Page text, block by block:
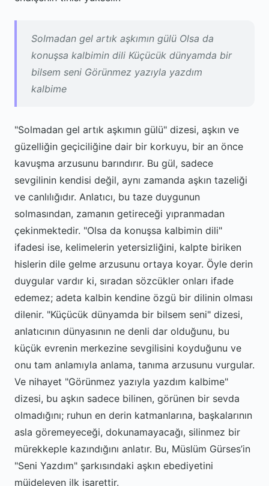
Solmadan gel artık aşkımın gülü Olsa da
konuşsa kalbimin dili Küçücük dünyamda bir
bilsem seni Görünmez yazıyla yazdım
kalbime
"Solmadan gel artık aşkımın gülü" dizesi, aşkın ve
güzelliğin geçiciliğine dair bir korkuyu, bir an önce
kavuşma arzusunu barındırır. Bu gül, sadece
sevgilinin kendisi değil, aynı zamanda aşkın tazeliği
ve canlılığıdır. Anlatıcı, bu taze duygunun
solmasından, zamanın getireceği yıpranmadan
çekinmektedir. "Olsa da konuşsa kalbimin dili"
ifadesi ise, kelimelerin yetersizliğini, kalpte biriken
hislerin dile gelme arzusunu ortaya koyar. Öyle derin
duygular vardır ki, sıradan sözcükler onları ifade
edemez; adeta kalbin kendine özgü bir dilinin olması
dilenir. "Küçücük dünyamda bir bilsem seni" dizesi,
anlatıcının dünyasının ne denli dar olduğunu, bu
küçük evrenin merkezine sevgilisini koyduğunu ve
onu tam anlamıyla anlama, tanıma arzusunu vurgular.
Ve nihayet "Görünmez yazıyla yazdım kalbime"
dizesi, bu aşkın sadece bilinen, görünen bir sevda
olmadığını; ruhun en derin katmanlarına, başkalarının
asla göremeyeceği, dokunamayacağı, silinmez bir
mürekkeple kazındığını anlatır. Bu, Müslüm Gürses’in
"Seni Yazdım" şarkısındaki aşkın ebediyetini
müjdeleyen ilk işarettir.